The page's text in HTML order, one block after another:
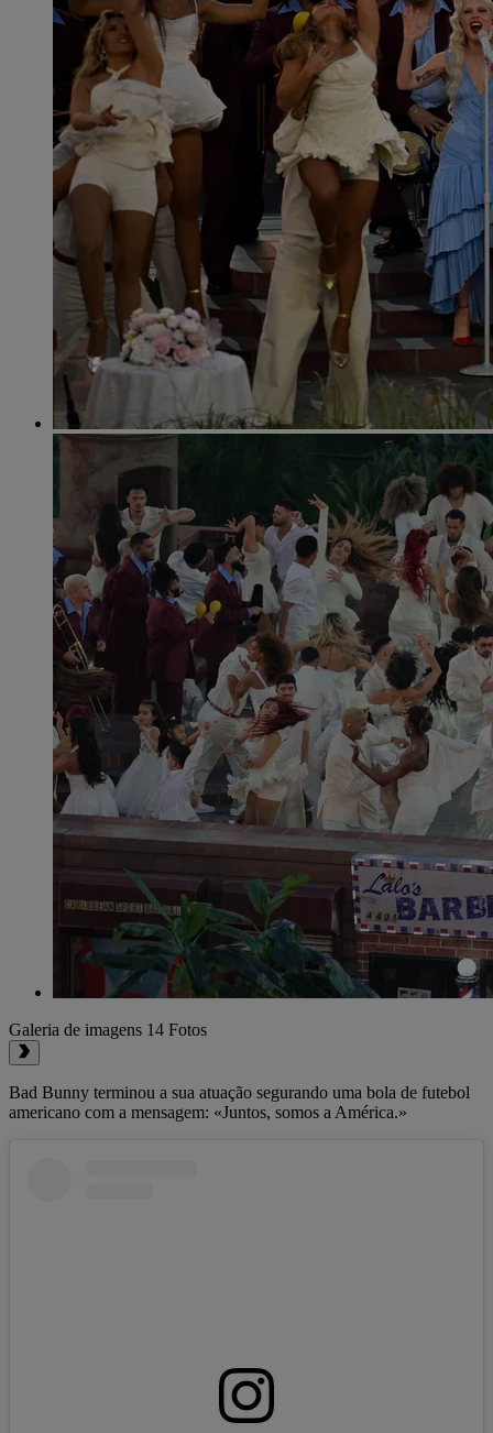
Galeria de imagens 14 Fotos
Bad Bunny terminou a sua atuação segurando uma bola de futebol
americano com a mensagem: «Juntos, somos a América.»